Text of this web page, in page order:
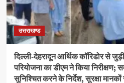
उत्तराखण्ड
दिल्ली-देहरादून आर्थिक कॉरिडोर से
परियोजना का डीएम ने किया निरीक्षण;
सुनिश्चित करने के निर्देश, सुरक्षा